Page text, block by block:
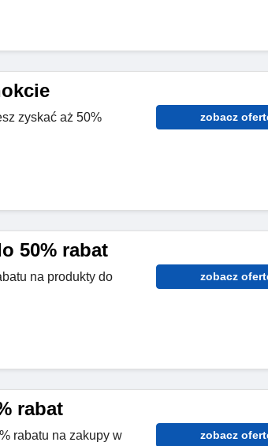
zyskać aż 50%
zobacz
50% rabat
na produkty do
zobacz
rabat
rabatu na zakupy w
zobacz